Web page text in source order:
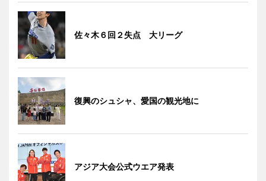
佐々木６回２失点 大リーグ
復興のシュシャ、愛国の観光地に
アジア大会公式ウエア発表